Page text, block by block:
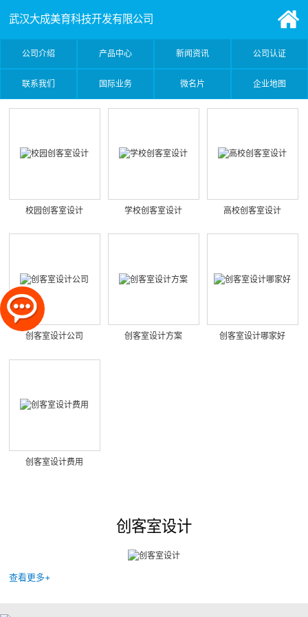
武汉大成美育科技开发有限公司
公司介绍 产品中心 新闻资讯 公司认证
联系我们 国际业务 微名片 企业地图
校园创客室设计 学校创客室设计 高校创客室设计
创客室设计公司 创客室设计方案 创客室设计哪家好
创客室设计费用
创客室设计
查看更多+